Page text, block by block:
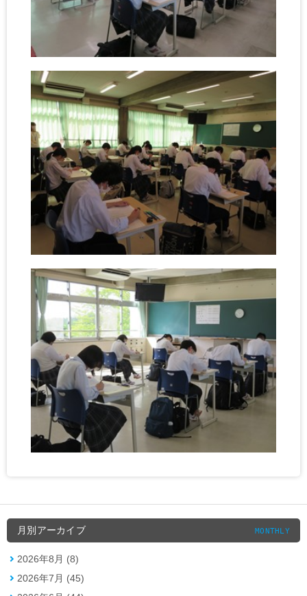
月別アーカイブ MONTHLY
2026年8月 (8)
2026年7月 (45)